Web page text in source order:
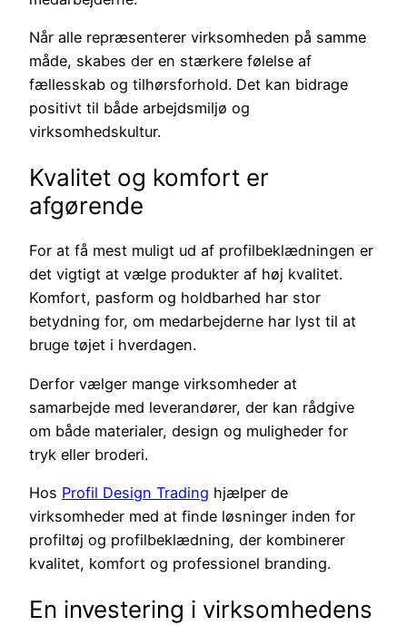
Når alle repræsenterer virksomheden på samme
måde, skabes der en stærkere følelse af
fællesskab og tilhørsforhold. Det kan bidrage
positivt til både arbejdsmiljø og
virksomhedskultur.
Kvalitet og komfort er
afgørende
For at få mest muligt ud af profilbeklædningen er
det vigtigt at vælge produkter af høj kvalitet.
Komfort, pasform og holdbarhed har stor
betydning for, om medarbejderne har lyst til at
bruge tøjet i hverdagen.
Derfor vælger mange virksomheder at
samarbejde med leverandører, der kan rådgive
om både materialer, design og muligheder for
tryk eller broderi.
Hos Profil Design Trading hjælper de
virksomheder med at finde løsninger inden for
profiltøj og profilbeklædning, der kombinerer
kvalitet, komfort og professionel branding.
En investering i virksomhedens